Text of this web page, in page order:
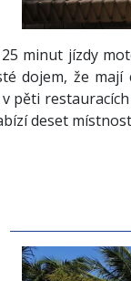
minut jízdy
dojem, že
pěti
deset